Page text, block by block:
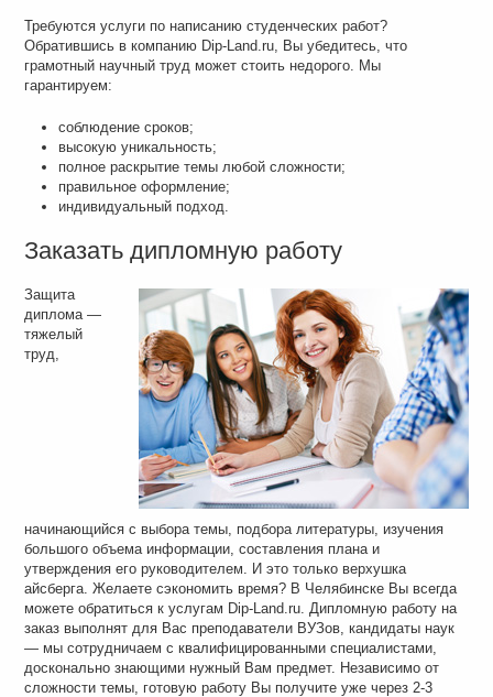
Требуются услуги по написанию студенческих работ?
Обратившись в компанию Dip-Land.ru, Вы убедитесь, что
грамотный научный труд может стоить недорого. Мы
гарантируем:
соблюдение сроков;
высокую уникальность;
полное раскрытие темы любой сложности;
правильное оформление;
индивидуальный подход.
Заказать дипломную работу
Защита
диплома —
тяжелый
труд,
начинающийся с выбора темы, подбора литературы, изучения
большого объема информации, составления плана и
утверждения его руководителем. И это только верхушка
айсберга. Желаете сэкономить время? В Челябинске Вы всегда
можете обратиться к услугам Dip-Land.ru. Дипломную работу на
заказ выполнят для Вас преподаватели ВУЗов, кандидаты наук
— мы сотрудничаем с квалифицированными специалистами,
досконально знающими нужный Вам предмет. Независимо от
сложности темы, готовую работу Вы получите уже через 2-3